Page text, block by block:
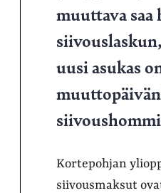
muuttava saa
uusi asukas
Kortepohjan
siivousmaksut